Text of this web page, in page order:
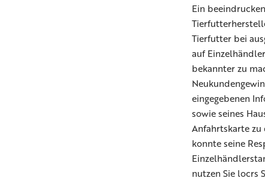
Ein
Tierfutter bei
auf
bekannter zu
eingegebenen
sowie seines
Anfahrtskarte zu
konnte seine
nutzen Sie locrs